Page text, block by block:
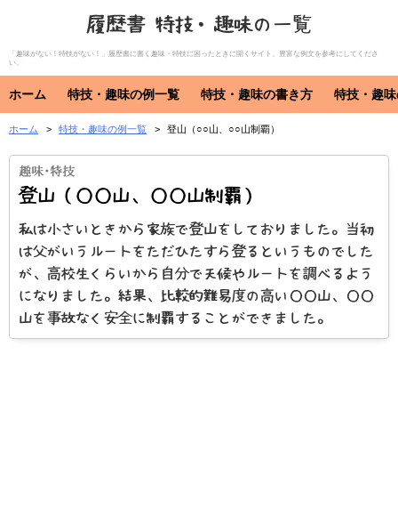
履歴書 特技・趣味の一覧
「趣味がない！特技がない！」履歴書に書く趣味・特技に困ったときに開くサイト。豊富な例文を参考にしてくださ
い。
ホーム 特技・趣味の例一覧
特技・趣味
資格・免許
特技・趣味の書き方
特技
趣味
資格・免許
特技・趣
ホーム 特技・趣味の例一覧 登山（○○山、○○山制覇）
登山（○○山、○○山制覇）
私は小さいときから家族で登山をしておりました。当初
は父がいうルートをただひたすら登るというものでした
が、高校生くらいから自分で天候やルートを調べるよう
になりました。結果、比較的難易度の高い○○山、○○
山を事故なく安全に制覇することができました。